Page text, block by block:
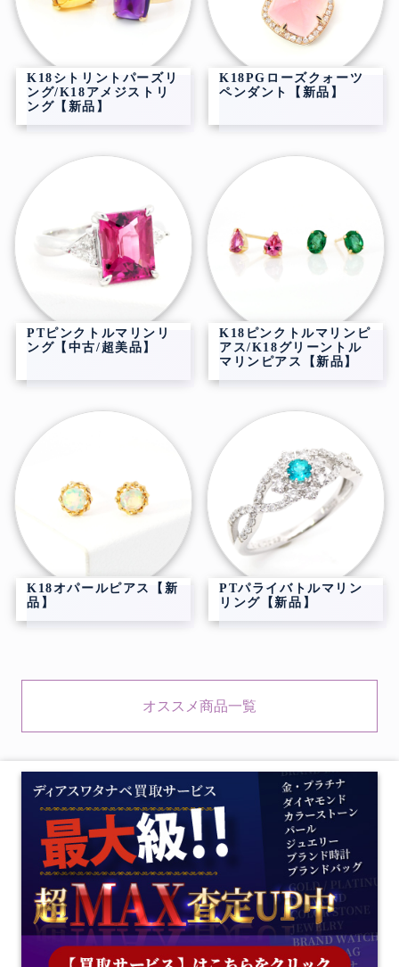
K18シトリントパーズリ
ング/K18アメジストリ
ング【新品】
K18PGローズクォーツ
ペンダント【新品】
PTピンクトルマリンリ
ング【中古/超美品】
K18ピンクトルマリンピ
アス/K18グリーントル
マリンピアス【新品】
K18オパールピアス【新
品】
PTパライバトルマリン
リング【新品】
オススメ商品一覧